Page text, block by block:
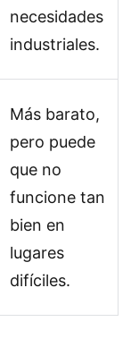
necesidades
industriales.
Más barato,
pero puede
que no
funcione tan
bien en
lugares
difíciles.